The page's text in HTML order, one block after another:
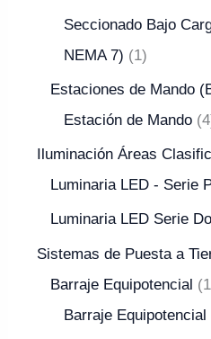
Seccionado Bajo
NEMA 7)
1
Estaciones de Mando
Estación de Mando 4
Iluminación Áreas
Luminaria LED - Serie
Luminaria LED Serie
Sistemas de Puesta a
Barraje Equipotencial
1
Barraje Equipotencial